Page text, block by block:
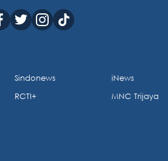
Sindonews
RCTI+
iNews
MNC Trijaya